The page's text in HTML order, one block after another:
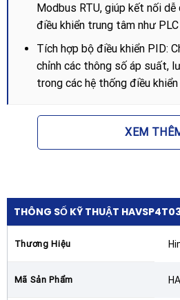
Modbus RTU, giúp kết nối
điều khiển trung tâm như
Tích hợp bộ điều khiển PID:
chỉnh các thông số áp suất,
trong các hệ thống điều khiển
Lợi ích khi sử dụng
Tiết kiệm điện năng: Giảm
nhờ khả năng điều chỉnh tốc
Kéo dài tuổi thọ thiết bị: Quá
XEM
THÔNG SỐ KỸ THUẬT
Thương Hiệu
Mã Sản Phẩm